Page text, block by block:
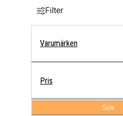
Filter
Varumärken
Pris
Sök